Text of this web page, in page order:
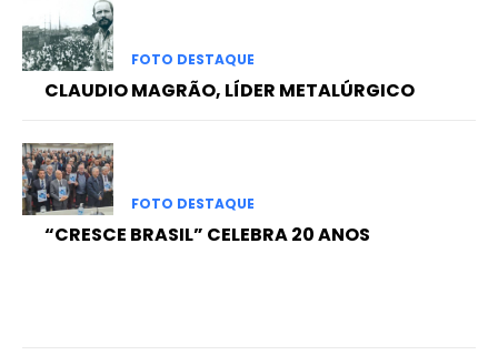
FOTO DESTAQUE
CLAUDIO MAGRÃO, LÍDER METALÚRGICO
FOTO DESTAQUE
“CRESCE BRASIL” CELEBRA 20 ANOS